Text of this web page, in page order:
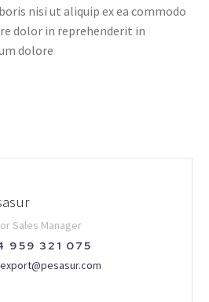
nisi ut aliquip ex ea commodo
dolor in reprehenderit in
dolore
Sales Manager
959 321 075
export@pesasur.com